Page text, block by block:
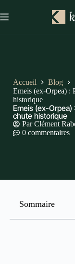
Accueil
Blog
Emeis (ex-Orpea) :
historique
Emeis (ex-
chute historique
ParClément
0 commentaires
Sommaire